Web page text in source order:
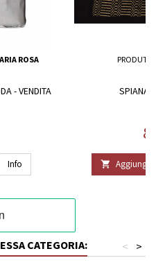
ROSA
- VENDITA
Info  Aggiungi
CATEGORIA: >
<